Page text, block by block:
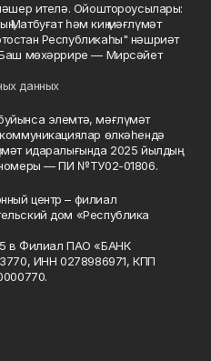
ителә. Ойоштороусылары:
Матбуғат һәм киң мәғлүмәт
Республикаһы" нәшриәт
Баш мөхәррире — Мирсәйет
данных
элемтә, мәғлүмәт
өлкәһендә
идаралығында 2025 йылдың
номеры — ПИ №ТУ02-01806.
центр – филиал
дом «Республика
в Филиал ПАО «БАНК
ИНН 0278986971, КПП